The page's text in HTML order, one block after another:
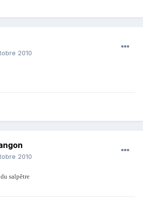
2010
2010
salpêtre